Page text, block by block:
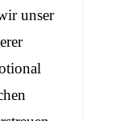
unser